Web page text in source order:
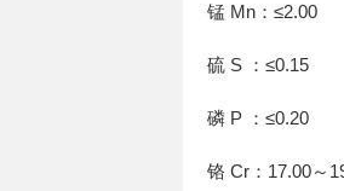
锰 Mn：≤2.00
硫 S ：≤0.15
磷 P ：≤0.20
铬 Cr：17.00～